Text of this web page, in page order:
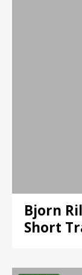
Bjorn
Short